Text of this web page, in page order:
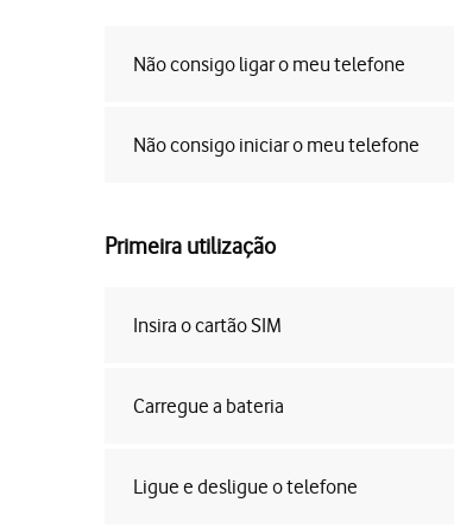
Não consigo ligar o meu telefone
Não consigo iniciar o meu telefone
Primeira utilização
Insira o cartão SIM
Carregue a bateria
Ligue e desligue o telefone